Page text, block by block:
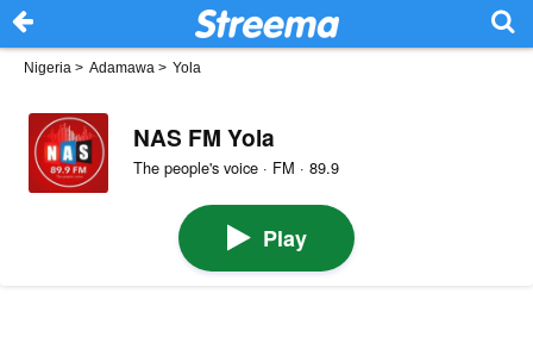
Nigeria > Adamawa > Yola
NAS FM Yola
The people's voice · FM · 89.9
Play